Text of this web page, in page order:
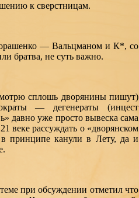
к сверстницам.
— Вальцманом и К*, со
братва, не суть важно.
сплошь дворянины пишут)
— дегенераты (инцест
давно уже просто вывеска сама
веке рассуждать о «дворянском
в принципе канули в Лету, да и
при обсуждении отметил что